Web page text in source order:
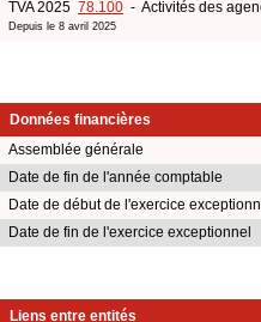
TVA 2025 78.100 - Activités des
Depuis le 8 avril 2025
Données financières
Assemblée générale
Date de fin de l'année comptable
Date de début de l'exercice
Date de fin de l'exercice exceptionnel
Liens entre entités